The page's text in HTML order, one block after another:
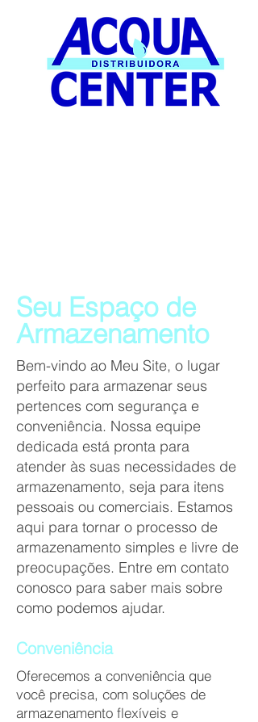
Seu Espaço de
Armazenamento
Bem-vindo ao Meu Site, o lugar
perfeito para armazenar seus
pertences com segurança e
conveniência. Nossa equipe
dedicada está pronta para
atender às suas necessidades de
armazenamento, seja para itens
pessoais ou comerciais. Estamos
aqui para tornar o processo de
armazenamento simples e livre de
preocupações. Entre em contato
conosco para saber mais sobre
como podemos ajudar.
Conveniência
Oferecemos a conveniência que
você precisa, com soluções de
armazenamento flexíveis e